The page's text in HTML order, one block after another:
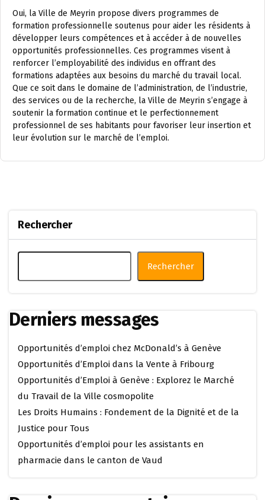
Oui, la Ville de Meyrin propose divers programmes de
formation professionnelle soutenus pour aider les résidents à
développer leurs compétences et à accéder à de nouvelles
opportunités professionnelles. Ces programmes visent à
renforcer l’employabilité des individus en offrant des
formations adaptées aux besoins du marché du travail local.
Que ce soit dans le domaine de l’administration, de l’industrie,
des services ou de la recherche, la Ville de Meyrin s’engage à
soutenir la formation continue et le perfectionnement
professionnel de ses habitants pour favoriser leur insertion et
leur évolution sur le marché de l’emploi.
Rechercher
Rechercher
Derniers messages
Opportunités d’emploi chez McDonald’s à Genève
Opportunités d’Emploi dans la Vente à Fribourg
Opportunités d’Emploi à Genève : Explorez le Marché
du Travail de la Ville cosmopolite
Les Droits Humains : Fondement de la Dignité et de la
Justice pour Tous
Opportunités d’emploi pour les assistants en
pharmacie dans le canton de Vaud